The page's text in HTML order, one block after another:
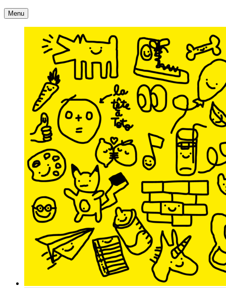
Accueil
Menu Contact